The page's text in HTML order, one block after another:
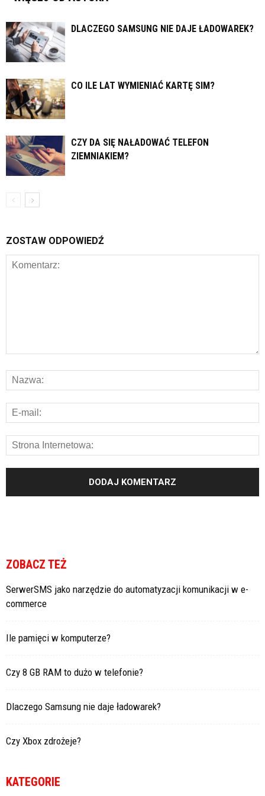
DLACZEGO SAMSUNG NIE DAJE ŁADOWAREK?
CO ILE LAT WYMIENIAĆ KARTĘ SIM?
CZY DA SIĘ NAŁADOWAĆ TELEFON
ZIEMNIAKIEM?
ZOSTAW ODPOWIEDŹ
ZOBACZ TEŻ
SerwerSMS jako narzędzie do automatyzacji komunikacji w e-
commerce
Ile pamięci w komputerze?
Czy 8 GB RAM to dużo w telefonie?
Dlaczego Samsung nie daje ładowarek?
Czy Xbox zdrożeje?
KATEGORIE